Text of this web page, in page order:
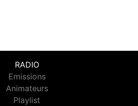
RADIO
Emissions
Animateurs
Playlist